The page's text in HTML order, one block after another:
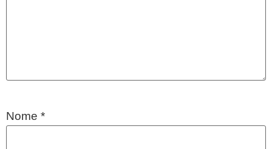
Nome *